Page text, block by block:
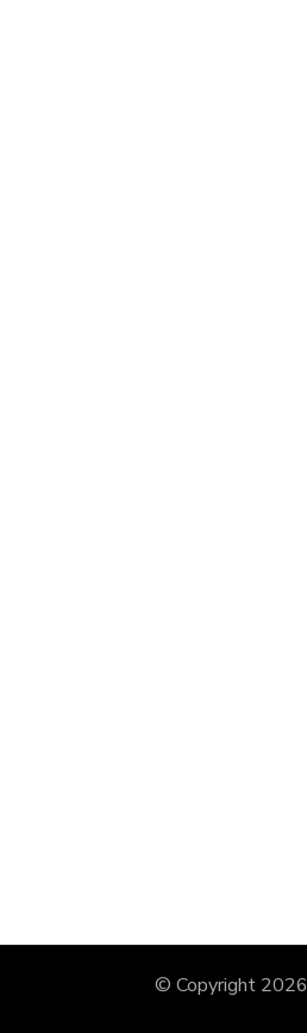
© Copyright 2026